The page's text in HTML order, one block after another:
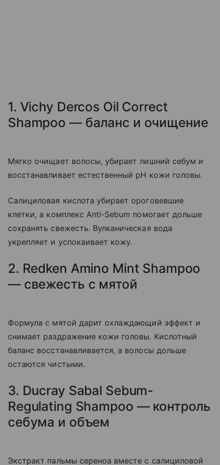
1. Vichy Dercos Oil Correct
Shampoo — баланс и очищение
Мягко очищает волосы, убирает лишний себум и
восстанавливает естественный pH кожи головы.
Салициловая кислота убирает ороговевшие
клетки, а комплекс Anti-Sebum помогает дольше
сохранять свежесть. Вулканическая вода
укрепляет и успокаивает кожу.
2. Redken Amino Mint Shampoo
— свежесть с мятой
Формула с мятой дарит охлаждающий эффект и
снимает раздражение кожи головы. Кислотный
баланс восстанавливается, а волосы дольше
остаются чистыми.
3. Ducray Sabal Sebum-
Regulating Shampoo — контроль
себума и объем
Экстракт пальмы сереноа вместе с салициловой